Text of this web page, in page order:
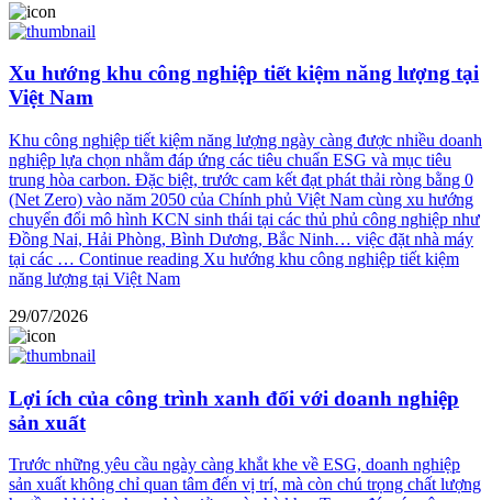
Xu hướng khu công nghiệp tiết kiệm năng lượng tại
Việt Nam
Khu công nghiệp tiết kiệm năng lượng ngày càng được nhiều doanh
nghiệp lựa chọn nhằm đáp ứng các tiêu chuẩn ESG và mục tiêu
trung hòa carbon. Đặc biệt, trước cam kết đạt phát thải ròng bằng 0
(Net Zero) vào năm 2050 của Chính phủ Việt Nam cùng xu hướng
chuyển đổi mô hình KCN sinh thái tại các thủ phủ công nghiệp như
Đồng Nai, Hải Phòng, Bình Dương, Bắc Ninh… việc đặt nhà máy
tại các … Continue reading Xu hướng khu công nghiệp tiết kiệm
năng lượng tại Việt Nam
29/07/2026
Lợi ích của công trình xanh đối với doanh nghiệp
sản xuất
Trước những yêu cầu ngày càng khắt khe về ESG, doanh nghiệp
sản xuất không chỉ quan tâm đến vị trí, mà còn chú trọng chất lượng